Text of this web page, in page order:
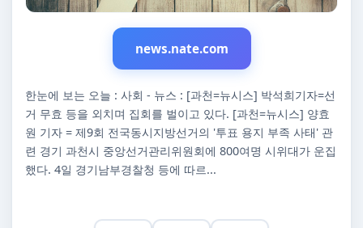
news.nate.com
한눈에 보는 오늘 : 사회 - 뉴스 : [과천=뉴시스] 박석희기자=선
거 무효 등을 외치며 집회를 벌이고 있다. [과천=뉴시스] 양효
원 기자 = 제9회 전국동시지방선거의 '투표 용지 부족 사태' 관
련 경기 과천시 중앙선거관리위원회에 800여명 시위대가 운집
했다. 4일 경기남부경찰청 등에 따르...